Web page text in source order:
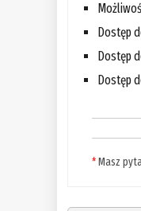
Dostęp
Dostęp
Dostęp
*Masz